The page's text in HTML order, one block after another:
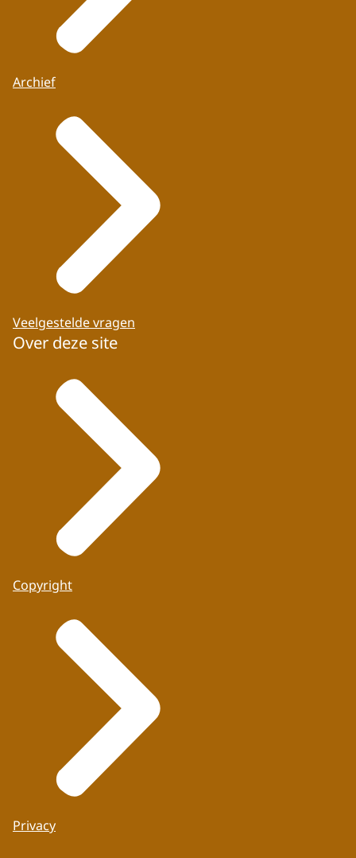
Archief
Veelgestelde vragen
Over deze site
Copyright
Privacy